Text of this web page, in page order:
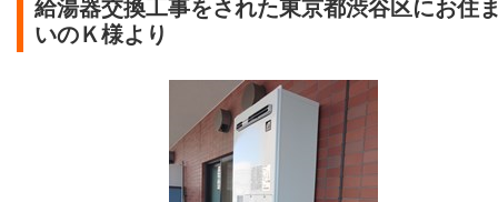
給湯器交換工事をされた東京都渋谷区にお住
いのＫ様より